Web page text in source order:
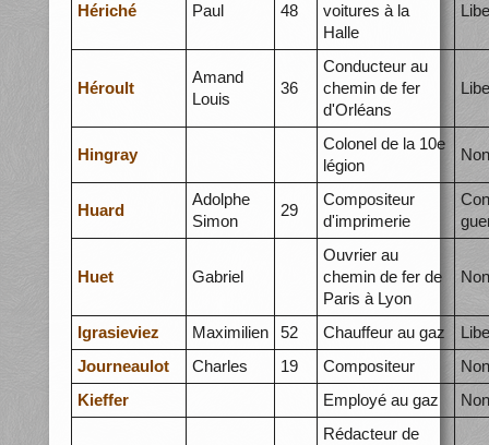
Hériché Paul 48
voitures à la
Halle
Héroult
Amand
Louis
36
Conducteur au
chemin de fer
d'Orléans
Hingray
Colonel de la 10e
légion
Huard
Adolphe
Simon
29
Compositeur
d'imprimerie
Huet Gabriel
Ouvrier au
chemin de fer de
Paris à Lyon
Igrasieviez Maximilien 52 Chauffeur au gaz
Journeaulot
Charles 19 Compositeur
Kieffer
Employé au gaz
Rédacteur de